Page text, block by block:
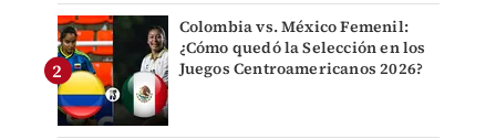
Colombia vs. México Femenil:
¿Cómo quedó la Selección en los
Juegos Centroamericanos 2026?